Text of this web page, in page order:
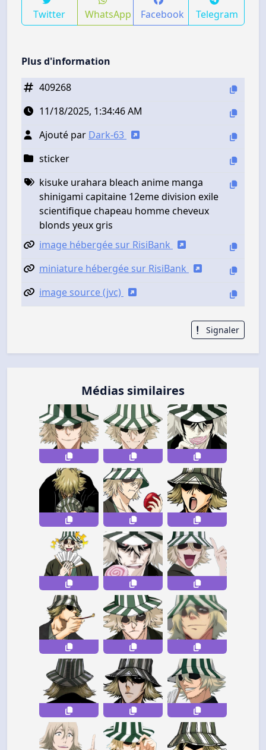
Twitter WhatsApp Facebook Telegram
Plus d'information
409268
11/18/2025, 1:34:46 AM
Ajouté par Dark-63
sticker
kisuke urahara bleach anime manga
shinigami capitaine 12eme division exile
scientifique chapeau homme cheveux
blonds yeux gris
image hébergée sur RisiBank
miniature hébergée sur RisiBank
image source (jvc)
Signaler
Médias similaires